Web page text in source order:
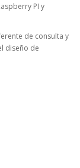
PI y
de consulta y
diseño de